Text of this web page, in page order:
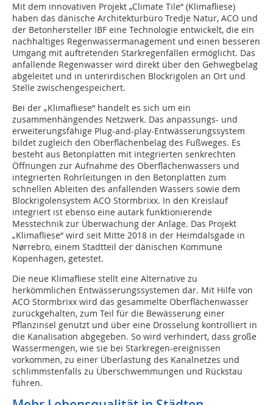
Mit dem innovativen Projekt „Climate Tile“ (Klimafliese)
haben das dänische Architekturbüro Tredje Natur, ACO und
der Betonhersteller IBF eine Technologie entwickelt, die ein
nachhaltiges Regenwassermanagement und einen besseren
Umgang mit auftretenden Starkregenfällen ermöglicht. Das
anfallende Regenwasser wird direkt über den Gehwegbelag
abgeleitet und in unterirdischen Blockrigolen an Ort und
Stelle zwischengespeichert.
Bei der „Klimafliese“ handelt es sich um ein
zusammenhängendes Netzwerk. Das anpassungs- und
erweiterungsfähige Plug-and-play-Entwässerungssystem
bildet zugleich den Oberflächenbelag des Fußweges. Es
besteht aus Betonplatten mit integrierten senkrechten
Öffnungen zur Aufnahme des Oberflächenwassers und
integrierten Rohrleitungen in den Betonplatten zum
schnellen Ableiten des anfallenden Wassers sowie dem
Blockrigolensystem ACO Stormbrixx. In den Kreislauf
integriert ist ebenso eine autark funktionierende
Messtechnik zur Überwachung der Anlage. Das Projekt
„Klimafliese“ wird seit Mitte 2018 in der Heimdalsgade in
Nørrebro, einem Stadtteil der dänischen Kommune
Kopenhagen, getestet.
Die neue Klimafliese stellt eine Alternative zu
herkömmlichen Entwässerungssystemen dar. Mit Hilfe von
ACO Stormbrixx wird das gesammelte Oberflächenwasser
zurückgehalten, zum Teil für die Bewässerung einer
Pflanzinsel genutzt und über eine Drosselung kontrolliert in
die Kanalisation abgegeben. So wird verhindert, dass große
Wassermengen, wie sie bei Starkregen-ereignissen
vorkommen, zu einer Überlastung des Kanalnetzes und
schlimmstenfalls zu Überschwemmungen und Rückstau
führen.